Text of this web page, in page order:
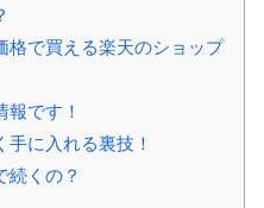
格で買える楽天のショップ
です！
に入れる裏技！
続くの？